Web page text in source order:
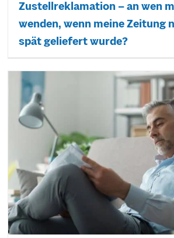
Zustellreklamation – an wen
wenden, wenn meine Zeitung
spät geliefert wurde?